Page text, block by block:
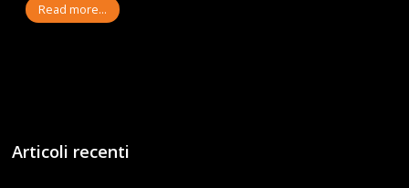
Read more...
Articoli recenti